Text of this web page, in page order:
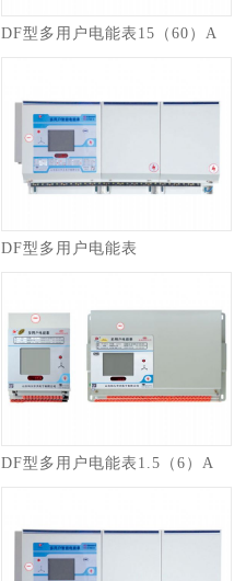
DF型多用户电能表15（60）A
DF型多用户电能表
DF型多用户电能表1.5（6）A